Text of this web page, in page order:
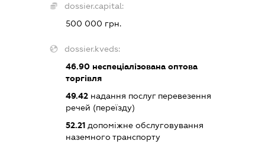
dossier.capital:
500 000 грн.
dossier.kveds:
46.90 неспеціалізована оптова
торгівля
49.42 надання послуг перевезення
речей (переїзду)
52.21 допоміжне обслуговування
наземного транспорту